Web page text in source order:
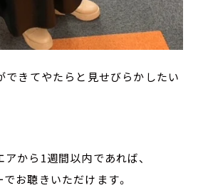
きてやたらと見せびらかしたい
から1週間以内であれば、
お聴きいただけます。